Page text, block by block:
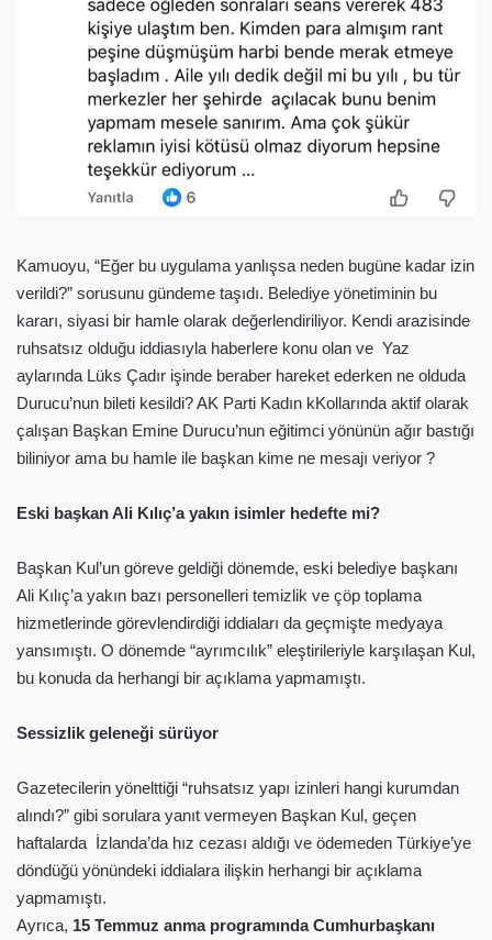
Kamuoyu, “Eğer bu uygulama yanlışsa neden bugüne kadar izin
verildi?” sorusunu gündeme taşıdı. Belediye yönetiminin bu
kararı, siyasi bir hamle olarak değerlendiriliyor. Kendi arazisinde
ruhsatsız olduğu iddiasıyla haberlere konu olan ve Yaz
aylarında Lüks Çadır işinde beraber hareket ederken ne olduda
Durucu’nun bileti kesildi? AK Parti Kadın kKollarında aktif olarak
çalışan Başkan Emine Durucu’nun eğitimci yönünün ağır bastığı
biliniyor ama bu hamle ile başkan kime ne mesajı veriyor ?
Eski başkan Ali Kılıç’a yakın isimler hedefte mi?
Başkan Kul’un göreve geldiği dönemde, eski belediye başkanı
Ali Kılıç’a yakın bazı personelleri temizlik ve çöp toplama
hizmetlerinde görevlendirdiği iddiaları da geçmişte medyaya
yansımıştı. O dönemde “ayrımcılık” eleştirileriyle karşılaşan Kul,
bu konuda da herhangi bir açıklama yapmamıştı.
Sessizlik geleneği sürüyor
Gazetecilerin yönelttiği “ruhsatsız yapı izinleri hangi kurumdan
alındı?” gibi sorulara yanıt vermeyen Başkan Kul, geçen
haftalarda İzlanda’da hız cezası aldığı ve ödemeden Türkiye’ye
döndüğü yönündeki iddialara ilişkin herhangi bir açıklama
yapmamıştı.
Ayrıca, 15 Temmuz anma programında Cumhurbaşkanı